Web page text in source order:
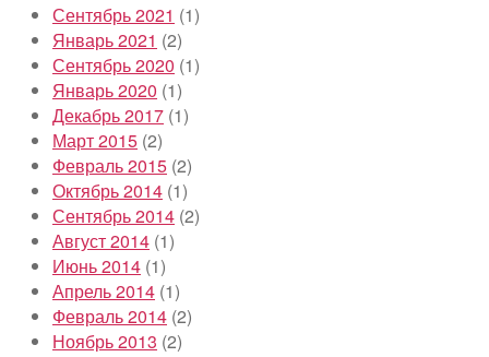
Сентябрь 2021 (1)
Январь 2021 (2)
Сентябрь 2020 (1)
Январь 2020 (1)
Декабрь 2017 (1)
Март 2015 (2)
Февраль 2015 (2)
Октябрь 2014 (1)
Сентябрь 2014 (2)
Август 2014 (1)
Июнь 2014 (1)
Апрель 2014 (1)
Февраль 2014 (2)
Ноябрь 2013 (2)